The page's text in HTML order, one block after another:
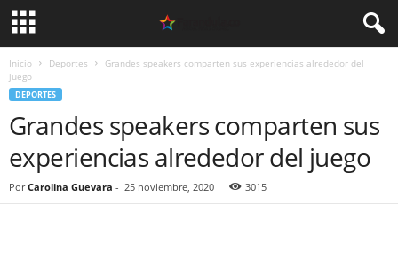
Inicio Deportes
Grandes speakers comparten sus experiencias alrededor del
juego
DEPORTES
Grandes speakers comparten sus
experiencias alrededor del juego
Por Carolina Guevara - 25 noviembre, 2020 3015